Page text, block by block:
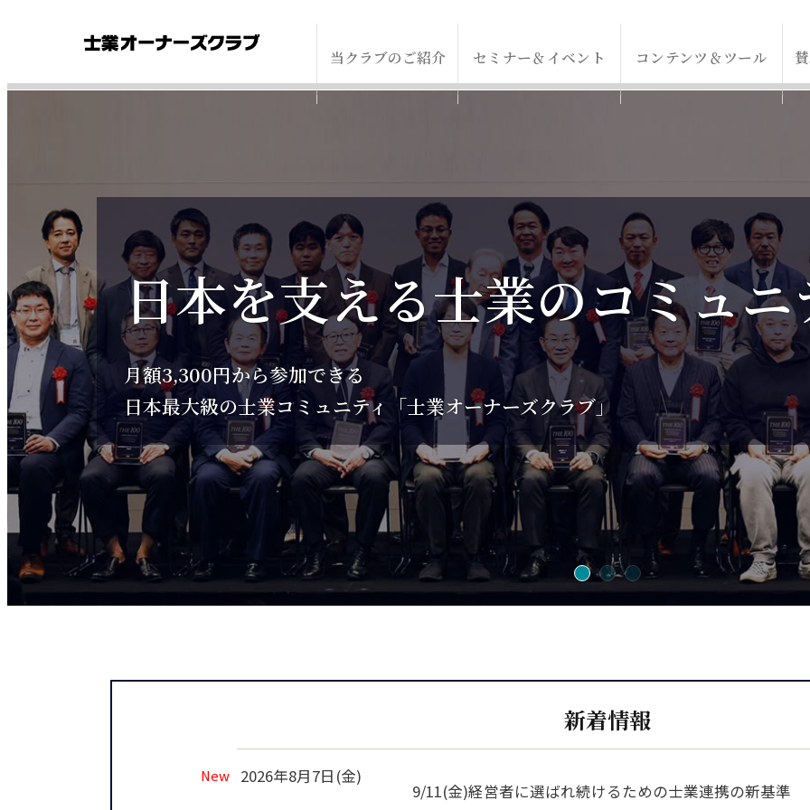
当クラブのご紹介 セミナー＆イベント コンテンツ＆ツール
夢を語り合える士業に出会える
全国各地の士業オーナーとの交流で
これから目指すべきビジョンが明確になる
日本を支える士業のコミュニ
月額3,300円から参加できる
日本最大級の士業コミュニティ 「士業オーナーズクラブ」
豊富なコンテンツで事務所成長を支援
士業事務所の成功に必要なノウハウを
イベントや各種コンテンツを通して提供
夢を語り合える士業に出会える
全国各地の士業オーナーとの交流で
これから目指すべきビジョンが明確になる
日本を支える士業のコミュニ
月額3,300円から参加できる
日本最大級の士業コミュニティ 「士業オーナーズクラブ」
新着情報
2026年8月7日(金)
9/11(金)経営者に選ばれ続けるための士業連携の新基準
New